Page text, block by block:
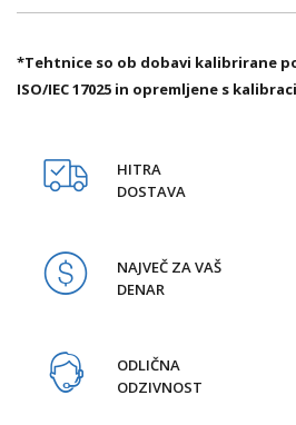
*Tehtnice so ob dobavi kalibrirane
ISO/IEC 17025 in opremljene s
HITRA
DOSTAVA
NAJVEČ ZA VAŠ
DENAR
ODLIČNA
ODZIVNOST